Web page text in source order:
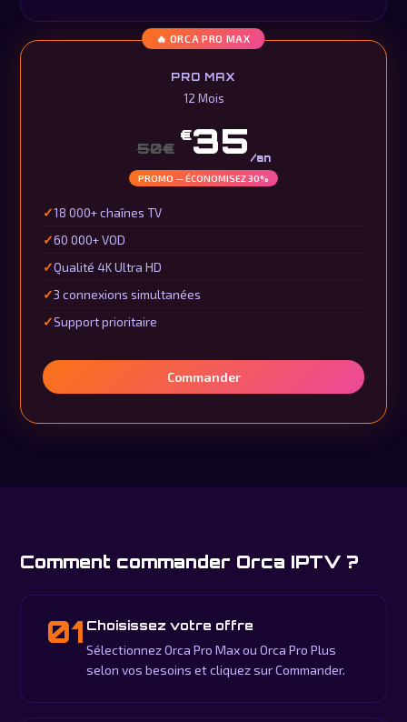
🔥 ORCA PRO MAX
PRO MAX
12 Mois
50€
€35 /an
PROMO — ÉCONOMISEZ 30%
18 000+ chaînes TV
60 000+ VOD
Qualité 4K Ultra HD
3 connexions simultanées
Support prioritaire
Commander
Comment commander Orca IPTV ?
01 Choisissez votre offre
Sélectionnez Orca Pro Max ou Orca Pro Plus
selon vos besoins et cliquez sur Commander.